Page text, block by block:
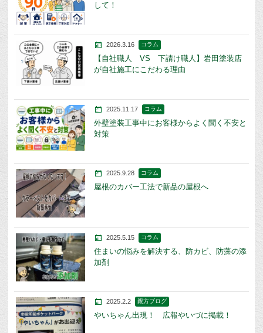
して！
2026.3.16 コラム
【自社職人 VS 下請け職人】岩田塗装店
が自社施工にこだわる理由
2025.11.17 コラム
外壁塗装工事中にお客様からよく聞く不安と
対策
2025.9.28 コラム
屋根のカバー工法で新品の屋根へ
2025.5.15 コラム
住まいの悩みを解決する、防カビ、防藻の添
加剤
2025.2.2 親方ブログ
やいちゃん出現！ 広報やいづに掲載！